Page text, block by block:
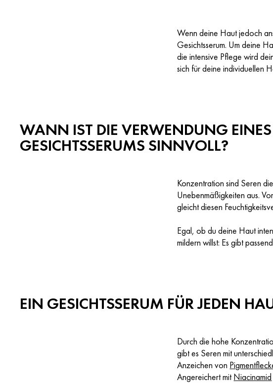
Wenn deine Haut jedoch
Gesichtsserum. Um deine
die intensive Pflege wird
sich für deine individuellen
WANN IST DIE VERWENDUNG EINES
GESICHTSSERUMS SINNVOLL?
Konzentration sind Seren
Unebenmäßigkeiten aus.
gleicht diesen
Egal, ob du deine Haut
mildern willst: Es gibt
EIN GESICHTSSERUM FÜR JEDEN
Durch die hohe
gibt es Seren mit
Anzeichen von
Angereichert mit Niacinamid